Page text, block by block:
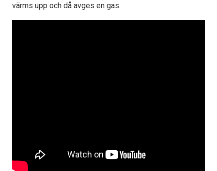
värms upp och då avges en gas.